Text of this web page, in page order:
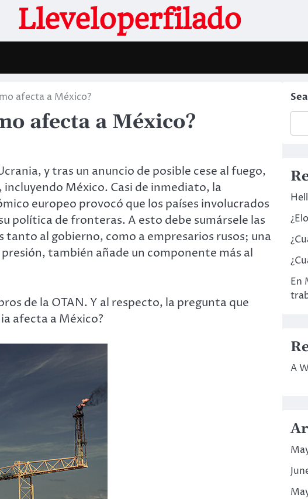
Lleveloperfilado
afecta a México?
afecta a México?
y tras un anuncio de posible cese al fuego,
México. Casi de inmediato, la
europeo provocó que los países involucrados
política de fronteras. A esto debe sumársele las
tanto al gobierno, como a empresarios rusos; una
también añade un componente más al
de la OTAN. Y al respecto, la pregunta que
afecta a México?
En
A